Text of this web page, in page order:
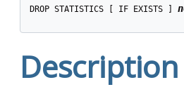
DROP STATISTICS [ IF EXISTS ]
Description